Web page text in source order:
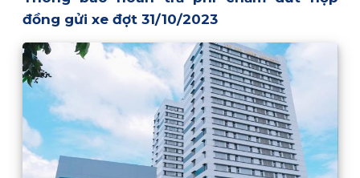
đồng gửi xe đợt 31/10/2023